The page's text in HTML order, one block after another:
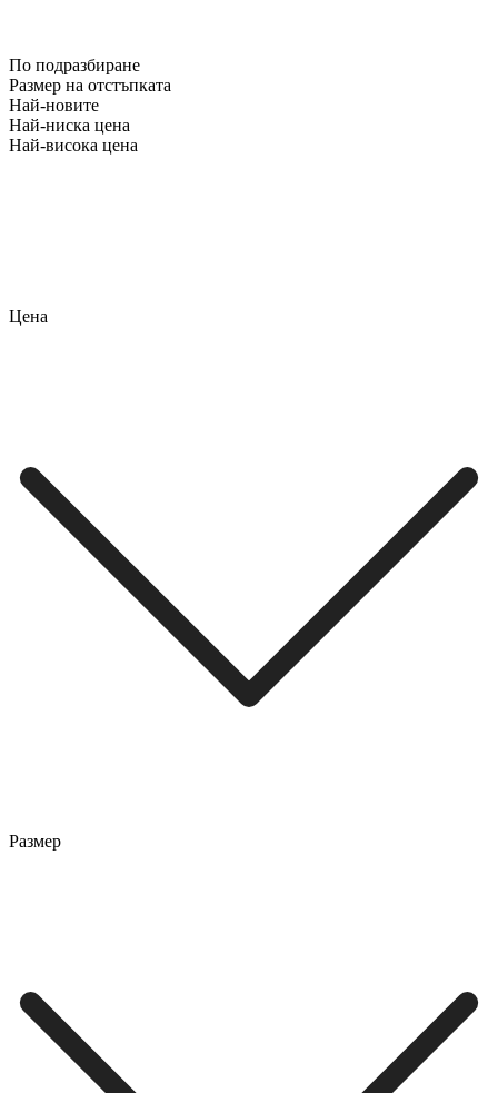
По подразбиране
Размер на отстъпката
Най-новите
Най-ниска цена
Най-висока цена
Цена
Размер